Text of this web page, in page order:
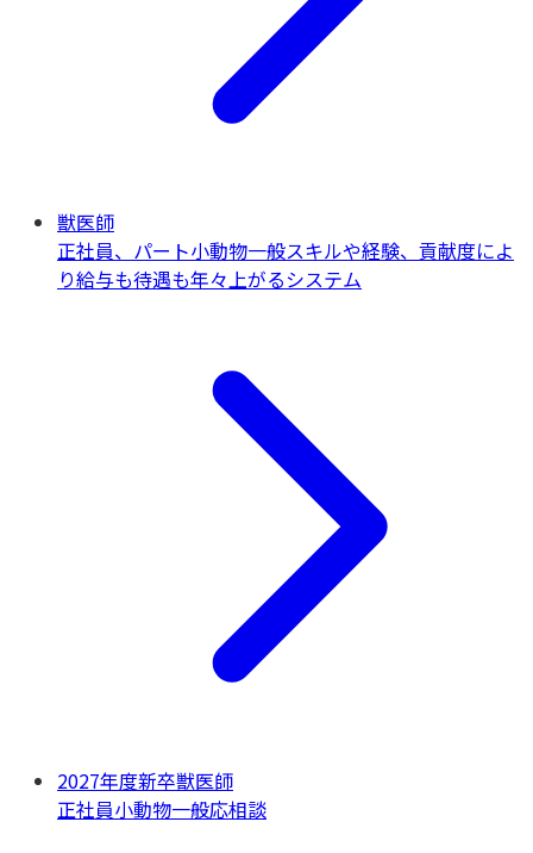
獣医師
正社員、パート小動物一般スキルや経験、貢献度によ
り給与も待遇も年々上がるシステム
2027年度新卒獣医師
正社員小動物一般応相談